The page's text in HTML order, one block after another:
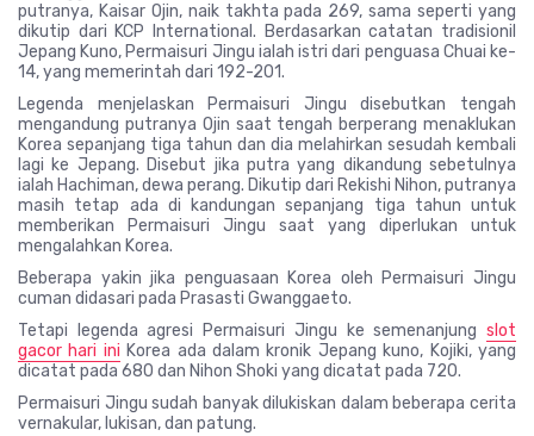
putranya, Kaisar Ojin, naik takhta pada 269, sama seperti yang
dikutip dari KCP International. Berdasarkan catatan tradisionil
Jepang Kuno, Permaisuri Jingu ialah istri dari penguasa Chuai ke-
14, yang memerintah dari 192-201.
Legenda menjelaskan Permaisuri Jingu disebutkan tengah
mengandung putranya Ojin saat tengah berperang menaklukan
Korea sepanjang tiga tahun dan dia melahirkan sesudah kembali
lagi ke Jepang. Disebut jika putra yang dikandung sebetulnya
ialah Hachiman, dewa perang. Dikutip dari Rekishi Nihon, putranya
masih tetap ada di kandungan sepanjang tiga tahun untuk
memberikan Permaisuri Jingu saat yang diperlukan untuk
mengalahkan Korea.
Beberapa yakin jika penguasaan Korea oleh Permaisuri Jingu
cuman didasari pada Prasasti Gwanggaeto.
Tetapi legenda agresi Permaisuri Jingu ke semenanjung slot
gacor hari ini Korea ada dalam kronik Jepang kuno, Kojiki, yang
dicatat pada 680 dan Nihon Shoki yang dicatat pada 720.
Permaisuri Jingu sudah banyak dilukiskan dalam beberapa cerita
vernakular, lukisan, dan patung.